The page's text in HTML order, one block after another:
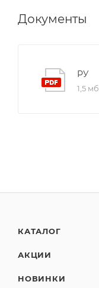
Документы
РУ
1,5 мб
КАТАЛОГ
АКЦИИ
НОВИНКИ